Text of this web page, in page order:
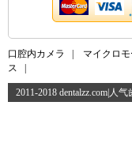
口腔内カメラ マイクロ
ス
2011-2018 dentalzz.com|人